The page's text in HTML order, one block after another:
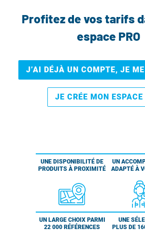
Profitez de vos tarifs
espace PRO
J’AI DÉJÀ UN COMPTE, JE
JE CRÉE MON ESPACE
UNE DISPONIBILITÉ DE
PRODUITS À PROXIMITÉ
UN
ADAPTÉ À
UN LARGE CHOIX PARMI
22 000 RÉFÉRENCES
UNE
PLUS DE